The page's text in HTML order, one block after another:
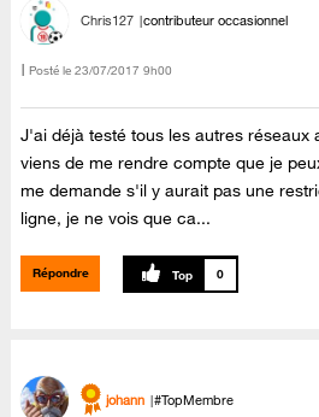
Chris127 contributeur occasionnel
Posté le ‎23/07/2017 9h00
J'ai déjà testé tous les autres réseaux
viens de me rendre compte que je
me demande s'il y aurait pas une
ligne, je ne vois que ca...
Répondre 0
johann #TopMembre